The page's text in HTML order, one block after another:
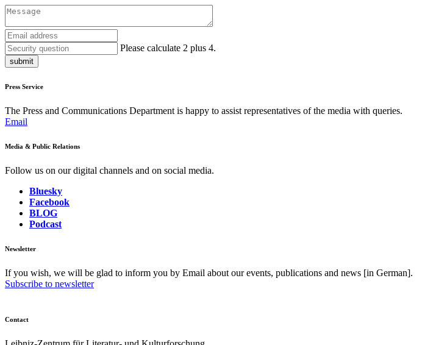
Please calculate 2 plus 4.
submit
Press Service
The Press and Communications Department is happy to assist representatives of the media with queries.
Email
Media & Public Relations
Follow us on our digital channels and on social media.
Bluesky
Facebook
BLOG
Podcast
Newsletter
If you wish, we will be glad to inform you by Email about our events, publications and news [in German].
Subscribe to newsletter
Contact